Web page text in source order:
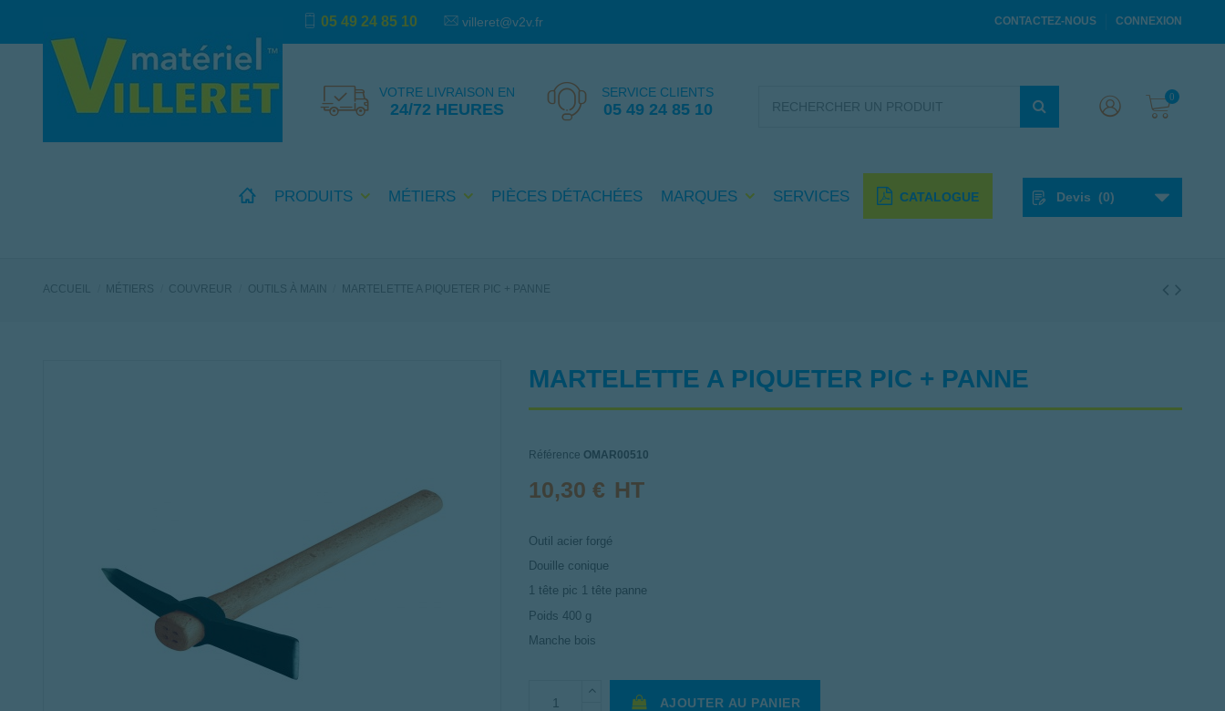
05 49 24 85 10 villeret@v2v.fr CONTACTEZ-NOUS CONNEXION
VOTRE LIVRAISON EN
24/72 HEURES
SERVICE CLIENTS
05 49 24 85 10
0
PRODUITS MÉTIERS PIÈCES DÉTACHÉES MARQUES SERVICES CATALOGUE Devis (0)
ACCUEIL MÉTIERS COUVREUR OUTILS À MAIN MARTELETTE A PIQUETER PIC + PANNE
MARTELETTE A PIQUETER PIC + PANNE
Référence OMAR00510
10,30 € HT
Outil acier forgé
Douille conique
1 tête pic 1 tête panne
Poids 400 g
Manche bois
AJOUTER AU PANIER